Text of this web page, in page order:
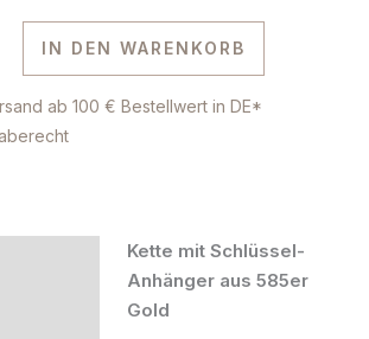
IN DEN WARENKORB
ab 100 € Bestellwert in DE*
Kette mit Schlüssel-
Anhänger aus 585er
Gold